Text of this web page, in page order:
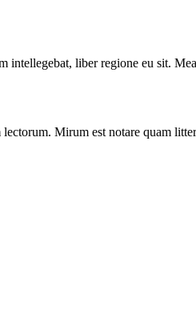
liber regione eu sit.
Mirum est notare quam